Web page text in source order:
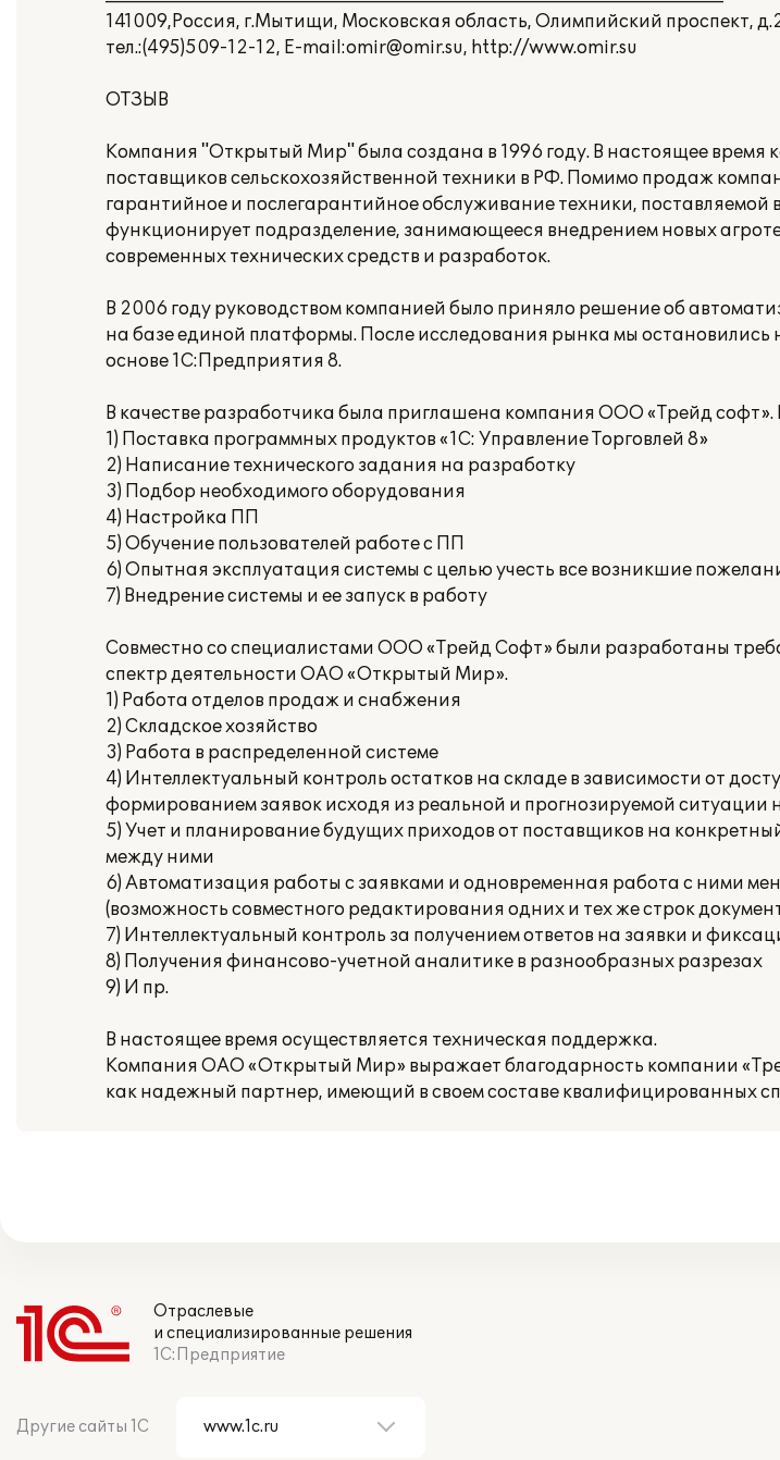
141009,Россия, г.Мытищи, Московская область, Олимпийский проспект,
тел.:(495)509-12-12, E-mail:omir@omir.su, http://www.omir.su
ОТЗЫВ
Компания "Открытый Мир" была создана в 1996 году. В настоящее время
поставщиков сельскохозяйственной техники в РФ. Помимо продаж
гарантийное и послегарантийное обслуживание техники, поставляемой
функционирует подразделение, занимающееся внедрением новых
современных технических средств и разработок.
В 2006 году руководством компанией было приняло решение об
на базе единой платформы. После исследования рынка мы остановились
основе 1С:Предприятия 8.
В качестве разработчика была приглашена компания ООО «Трейд
1) Поставка программных продуктов «1С: Управление Торговлей 8»
2) Написание технического задания на разработку
3) Подбор необходимого оборудования
4) Настройка ПП
5) Обучение пользователей работе с ПП
6) Опытная эксплуатация системы с целью учесть все возникшие
7) Внедрение системы и ее запуск в работу
Совместно со специалистами ООО «Трейд Софт» были разработаны
спектр деятельности ОАО «Открытый Мир».
1) Работа отделов продаж и снабжения
2) Складское хозяйство
3) Работа в распределенной системе
4) Интеллектуальный контроль остатков на складе в зависимости от
формированием заявок исходя из реальной и прогнозируемой ситуации
5) Учет и планирование будущих приходов от поставщиков на
между ними
6) Автоматизация работы с заявками и одновременная работа с ними
(возможность совместного редактирования одних и тех же строк
7) Интеллектуальный контроль за получением ответов на заявки и
8) Получения финансово-учетной аналитике в разнообразных разрезах
9) И пр.
В настоящее время осуществляется техническая поддержка.
Компания ОАО «Открытый Мир» выражает благодарность компании
как надежный партнер, имеющий в своем составе квалифицированных
Отраслевые
и специализированные решения
1С:Предприятие
Другие сайты 1С